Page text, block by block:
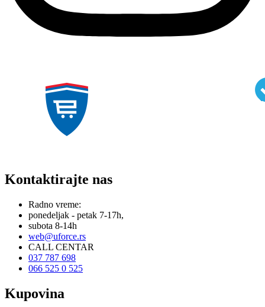
Kontaktirajte nas
Radno vreme:
ponedeljak - petak 7-17h,
subota 8-14h
web@uforce.rs
CALL CENTAR
037 787 698
066 525 0 525
Kupovina